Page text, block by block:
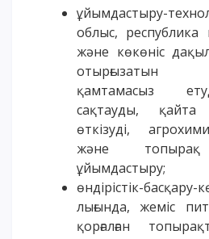
ұйымдастыру-
облыс, республика
және көкөніс
отырғызатын
қамтамасыз
сақтауды,
өткізуді,
және топырақ
ұйымдастыру;
өндірістік-
лығында, жеміс
қорғалған